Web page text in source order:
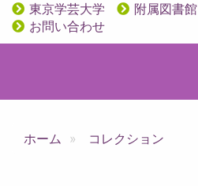
ン
ツ
utility
東京学芸大学
附属図書館
お問い合わせ
ホーム コレクション